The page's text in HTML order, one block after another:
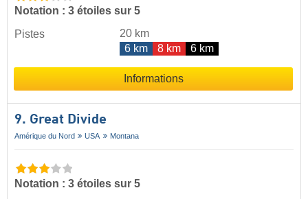
Notation : 3 étoiles sur 5
Pistes
20 km
6 km
8 km 6 km
Informations
9. Great Divide
Amérique du Nord USA Montana
Notation : 3 étoiles sur 5